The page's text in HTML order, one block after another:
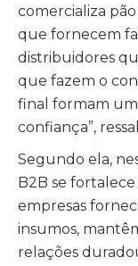
comercializa
que fornecem
distribuidores
que fazem o
final formam
confiança”,
Segundo ela,
B2B se
empresas
insumos,
relações